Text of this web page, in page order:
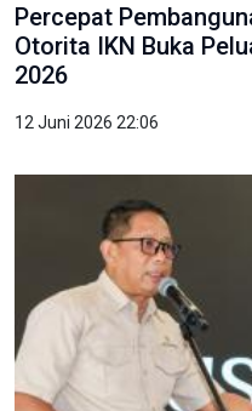
Percepat
Otorita IKN Buka
2026
12 Juni 2026 22:06